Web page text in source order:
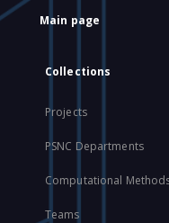
Main page
Collections
Projects
PSNC Departments
Computational
Teams